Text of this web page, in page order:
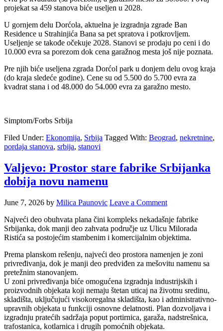
projekat sa 459 stanova biće useljen u 2028.
U gornjem delu Dorćola, aktuelna je izgradnja zgrade Ban
Residence u Strahinjića Bana sa pet spratova i potkrovljem.
Useljenje se takođe očekuje 2028. Stanovi se prodaju po ceni i do
10.000 evra sa porezom dok cena garažnog mesta još nije poznata.
Pre njih biće useljena zgrada Dorćol park u donjem delu ovog kraja
(do kraja sledeće godine). Cene su od 5.500 do 5.700 evra za
kvadrat stana i od 48.000 do 54.000 evra za garažno mesto.
Simptom/Forbs Srbija
Filed Under: Ekonomija, Srbija Tagged With: Beograd, nekretnine,
pordaja stanova, srbija, stanovi
Valjevo: Prostor stare fabrike Srbijanka
dobija novu namenu
June 7, 2026 by Milica Paunovic Leave a Comment
Najveći deo obuhvata plana čini kompleks nekadašnje fabrike
Srbijanka, dok manji deo zahvata područje uz Ulicu Milorada
Ristića sa postojećim stambenim i komercijalnim objektima.
Prema planskom rešenju, najveći deo prostora namenjen je zoni
privređivanja, dok je manji deo predviđen za mešovitu namenu sa
pretežnim stanovanjem.
U zoni privređivanja biće omogućena izgradnja industrijskih i
proizvodnih objekata koji nemaju štetan uticaj na životnu sredinu,
skladišta, uključujući visokoregalna skladišta, kao i administrativno-
upravnih objekata u funkciji osnovne delatnosti. Plan dozvoljava i
izgradnju pratećih sadržaja poput portirnica, garaža, nadstrešnica,
trafostanica, kotlarnica i drugih pomoćnih objekata.